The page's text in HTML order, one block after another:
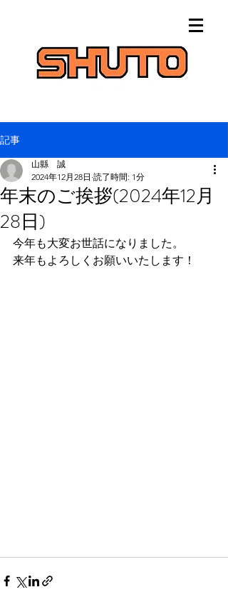
記事
年末のご挨拶(2024年12月
28日)
山縣 誠
2024年12月28日 読了時間: 1分
今年も大変お世話になりました。
来年もよろしくお願いいたします！